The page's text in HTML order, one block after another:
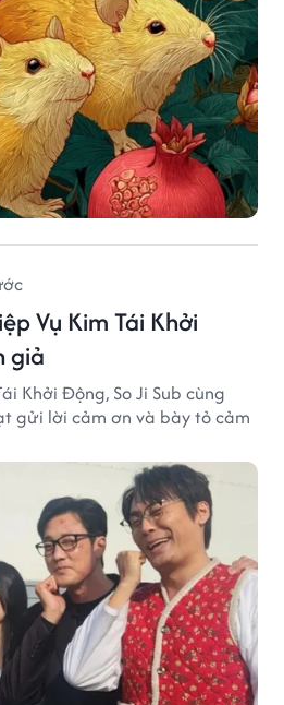
Vụ Kim Tái Khởi
giả
Khởi Động, So Ji Sub cùng
gửi lời cảm ơn và bày tỏ cảm